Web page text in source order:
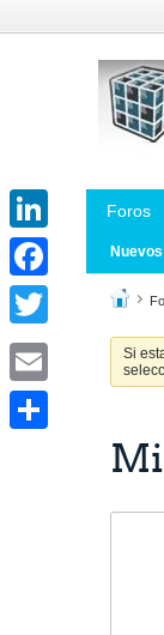
Foros
Si
LinkedIn
Facebook
Twitter
Email